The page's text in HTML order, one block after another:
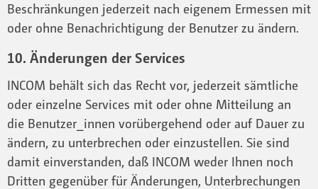
Beschränkungen jederzeit nach eigenem Ermessen mit
oder ohne Benachrichtigung der Benutzer zu ändern.
10. Änderungen der Services
INCOM behält sich das Recht vor, jederzeit sämtliche
oder einzelne Services mit oder ohne Mitteilung an
die Benutzer_innen vorübergehend oder auf Dauer zu
ändern, zu unterbrechen oder einzustellen. Sie sind
damit einverstanden, daß INCOM weder Ihnen noch
Dritten gegenüber für Änderungen, Unterbrechungen